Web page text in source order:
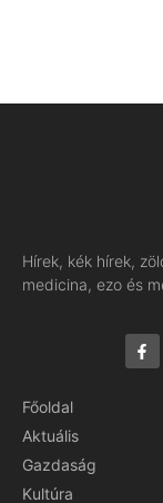
Hírek, kék hírek,
medicina, ezo és
Főoldal
Aktuális
Gazdaság
Kultúra